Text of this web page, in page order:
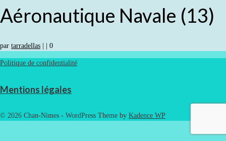
Aéronautique Navale (13)
par tarradellas 0
Politique de confidentialité
Mentions légales
© 2026 Chan-Nimes - WordPress Theme by Kadence WP